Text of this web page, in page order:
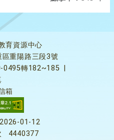
育資源中心
重陽路三段3號
0495轉182~185
箱
2026-01-12
4440377